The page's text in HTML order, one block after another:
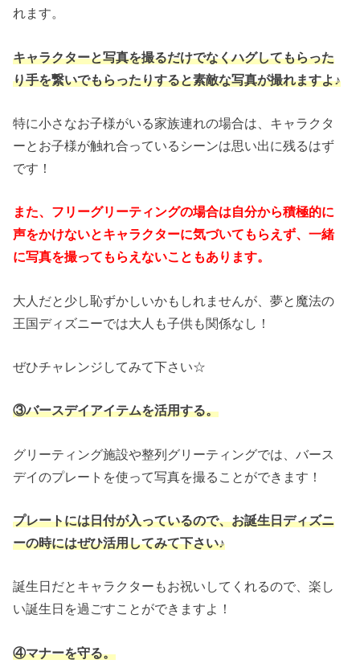
れます。
キャラクターと写真を撮るだけでなくハグしてもらった
り手を繋いでもらったりすると素敵な写真が撮れますよ♪
特に小さなお子様がいる家族連れの場合は、キャラクタ
ーとお子様が触れ合っているシーンは思い出に残るはず
です！
また、フリーグリーティングの場合は自分から積極的に
声をかけないとキャラクターに気づいてもらえず、一緒
に写真を撮ってもらえないこともあります。
大人だと少し恥ずかしいかもしれませんが、夢と魔法の
王国ディズニーでは大人も子供も関係なし！
ぜひチャレンジしてみて下さい☆
③バースデイアイテムを活用する。
グリーティング施設や整列グリーティングでは、バース
デイのプレートを使って写真を撮ることができます！
プレートには日付が入っているので、お誕生日ディズニ
ーの時にはぜひ活用してみて下さい♪
誕生日だとキャラクターもお祝いしてくれるので、楽し
い誕生日を過ごすことができますよ！
④マナーを守る。